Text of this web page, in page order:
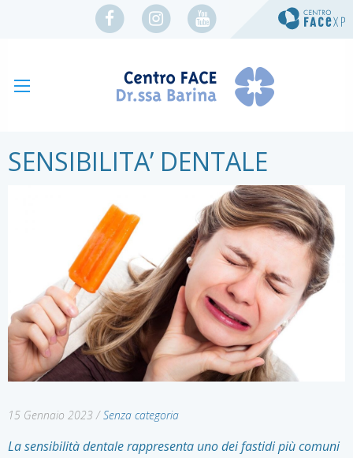
SENSIBILITA’ DENTALE
15 Gennaio 2023/Senza categoria
La sensibilità dentale rappresenta uno dei fastidi più comuni